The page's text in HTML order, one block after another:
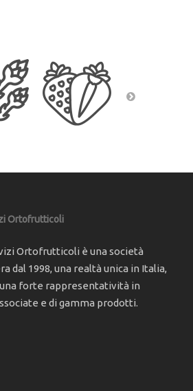
Ortofrutticoli
Ortofrutticoli è una società
dal 1998, una realtà unica in Italia,
forte rappresentatività in
e di gamma prodotti.